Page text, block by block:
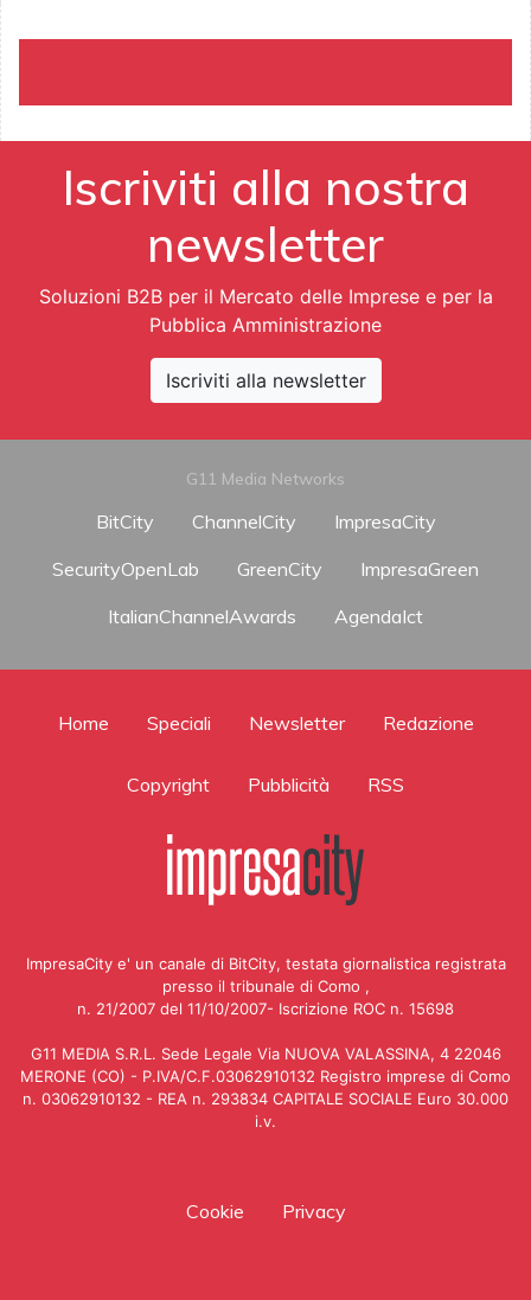
Iscriviti alla nostra
newsletter
Soluzioni B2B per il Mercato delle Imprese e per la
Pubblica Amministrazione
Iscriviti alla newsletter
G11 Media Networks
BitCity ChannelCity
ImpresaCity
SecurityOpenLab
GreenCity
ImpresaGreen
ItalianChannelAwards
AgendaIct
Home Speciali Newsletter Redazione
Copyright Pubblicità RSS
ImpresaCity e' un canale di BitCity, testata giornalistica registrata
presso il tribunale di Como ,
n. 21/2007 del 11/10/2007- Iscrizione ROC n. 15698
G11 MEDIA S.R.L. Sede Legale Via NUOVA VALASSINA, 4 22046
MERONE (CO) - P.IVA/C.F.03062910132 Registro imprese di Como
n. 03062910132 - REA n. 293834 CAPITALE SOCIALE Euro 30.000
i.v.
Cookie Privacy